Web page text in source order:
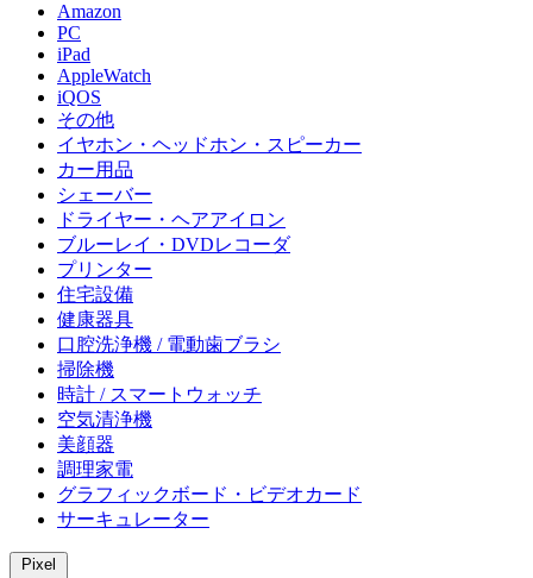
Amazon
PC
iPad
AppleWatch
iQOS
その他
イヤホン・ヘッドホン・スピーカー
カー用品
シェーバー
ドライヤー・ヘアアイロン
ブルーレイ・DVDレコーダ
プリンター
住宅設備
健康器具
口腔洗浄機 / 電動歯ブラシ
掃除機
時計 / スマートウォッチ
空気清浄機
美顔器
調理家電
グラフィックボード・ビデオカード
サーキュレーター
Pixel